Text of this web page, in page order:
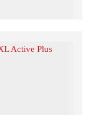
Ihr
und -
Montage auf